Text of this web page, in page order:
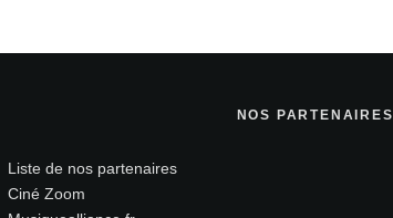
NOS PARTENAIRES
Liste de nos partenaires
Ciné Zoom